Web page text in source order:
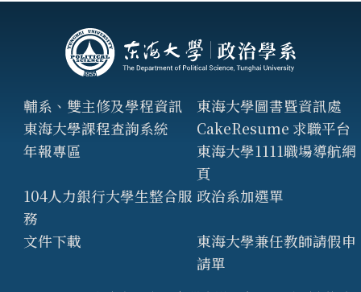
輔系、雙主修及學程資訊
東海大學圖書暨資訊處
東海大學課程查詢系統
CakeResume 求職平台
年報專區
東海大學1111職場導航網
頁
104人力銀行大學生整合服
務
政治系加選單
文件下載
東海大學兼任教師請假申
請單